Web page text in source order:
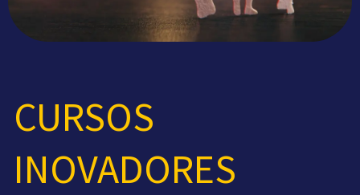
CURSOS
INOVADORES